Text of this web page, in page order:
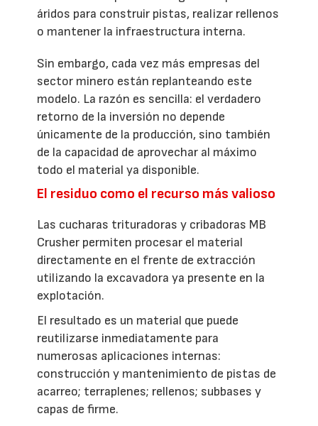
áridos para construir pistas, realizar rellenos
o mantener la infraestructura interna.
Sin embargo, cada vez más empresas del
sector minero están replanteando este
modelo. La razón es sencilla: el verdadero
retorno de la inversión no depende
únicamente de la producción, sino también
de la capacidad de aprovechar al máximo
todo el material ya disponible.
El residuo como el recurso más valioso
Las cucharas trituradoras y cribadoras MB
Crusher permiten procesar el material
directamente en el frente de extracción
utilizando la excavadora ya presente en la
explotación.
El resultado es un material que puede
reutilizarse inmediatamente para
numerosas aplicaciones internas:
construcción y mantenimiento de pistas de
acarreo; terraplenes; rellenos; subbases y
capas de firme.